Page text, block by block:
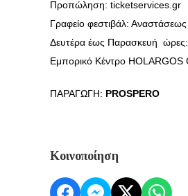
Προπώληση: ticketservices.gr
Γραφείο φεστιβάλ:
Δευτέρα έως Παρασκευή
Εμπορικό Κέντρο HOLARGOS
ΠΑΡΑΓΩΓΗ: PROSPERO
Κοινοποίηση